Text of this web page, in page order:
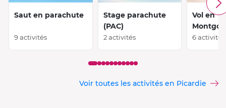
Saut en parachute
9 activités
Stage parachute
(PAC)
2 activités
Vol en
6 activités
Voir toutes les activités en Picardie